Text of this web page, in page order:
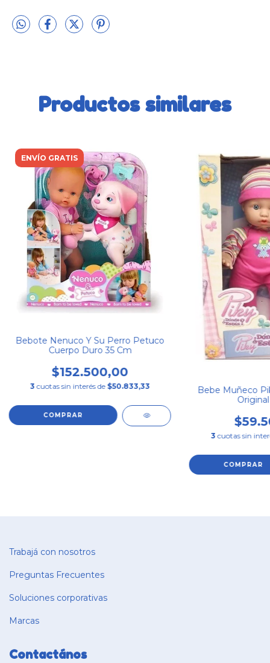
Productos similares
ENVÍO GRATIS
Bebote Nenuco Y Su Perro Petuco
Cuerpo Duro 35 Cm
$152.500,00
3 cuotas sin interés de $50.833,33
Bebe Muñeco
3 cuotas sin
Trabajá con nosotros
Preguntas Frecuentes
Soluciones corporativas
Marcas
Contactános